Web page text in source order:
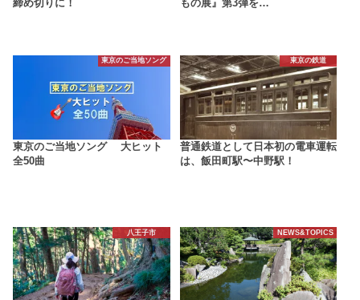
締め切りに！
もの展』第3弾を…
東京のご当地ソング
東京のご当地ソング 大ヒット
全50曲
東京の鉄道
普通鉄道として日本初の電車運転
は、飯田町駅〜中野駅！
八王子市 NEWS&TOPICS